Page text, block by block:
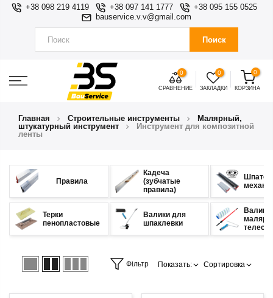
+38 098 219 4119 +38 097 141 1777
+38 095 155 0525
bauservice.v.v@gmail.com
Поиск
0
СРАВНЕНИЕ
0
ЗАКЛАДКИ
0
КОРЗИНА
Главная Строительные инструменты
Малярный,
штукатурный инструмент
Инструмент для композитной
ленты
Правила
Кадеча
(зубчатые
правила)
Терки
пенопластовые
Валики для
шпаклевки
Валики
Фільтр Показать: Сортировка